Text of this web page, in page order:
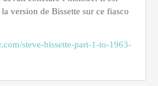
version de Bissette sur ce fiasco
steve-bissette-part-1-to-1963-